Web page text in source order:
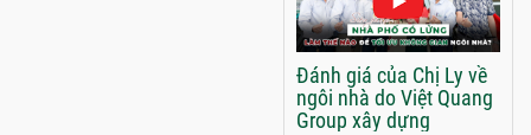
Đánh giá của Chị Ly về
ngôi nhà do Việt Quang
Group xây dựng